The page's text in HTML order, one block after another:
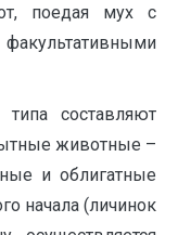
поедая мух с
составляют
животные –
и облигатные
начала (личинок